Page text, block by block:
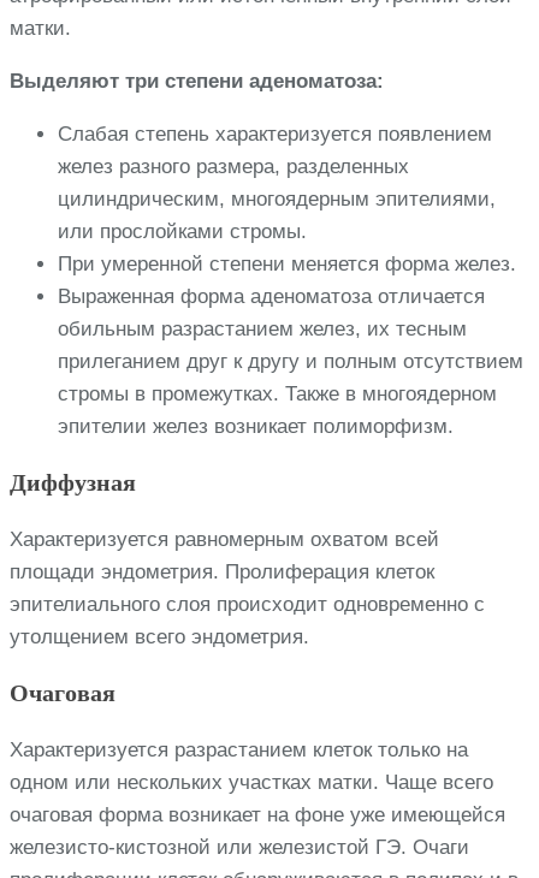
матки.
Выделяют три степени аденоматоза:
Слабая степень характеризуется появлением
желез разного размера, разделенных
цилиндрическим, многоядерным эпителиями,
или прослойками стромы.
При умеренной степени меняется форма желез.
Выраженная форма аденоматоза отличается
обильным разрастанием желез, их тесным
прилеганием друг к другу и полным отсутствием
стромы в промежутках. Также в многоядерном
эпителии желез возникает полиморфизм.
Диффузная
Характеризуется равномерным охватом всей
площади эндометрия. Пролиферация клеток
эпителиального слоя происходит одновременно с
утолщением всего эндометрия.
Очаговая
Характеризуется разрастанием клеток только на
одном или нескольких участках матки. Чаще всего
очаговая форма возникает на фоне уже имеющейся
железисто-кистозной или железистой ГЭ. Очаги